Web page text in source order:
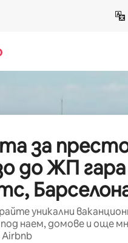
за
до ЖП гара
уникални
наем, домове и още